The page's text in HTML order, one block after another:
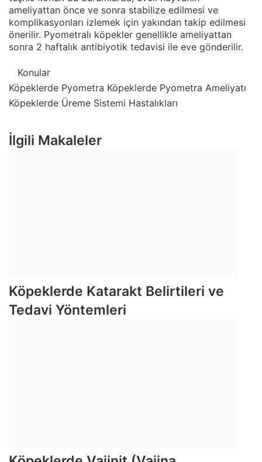
ameliyattan önce ve sonra stabilize edilmesi ve
komplikasyonları izlemek için yakından takip edilmesi
önerilir. Pyometralı köpekler genellikle ameliyattan
sonra 2 haftalık antibiyotik tedavisi ile eve gönderilir.
Konular
Köpeklerde Pyometra Köpeklerde Pyometra Ameliyatı
Köpeklerde Üreme Sistemi Hastalıkları
İlgili Makaleler
Köpeklerde Katarakt Belirtileri ve
Tedavi Yöntemleri